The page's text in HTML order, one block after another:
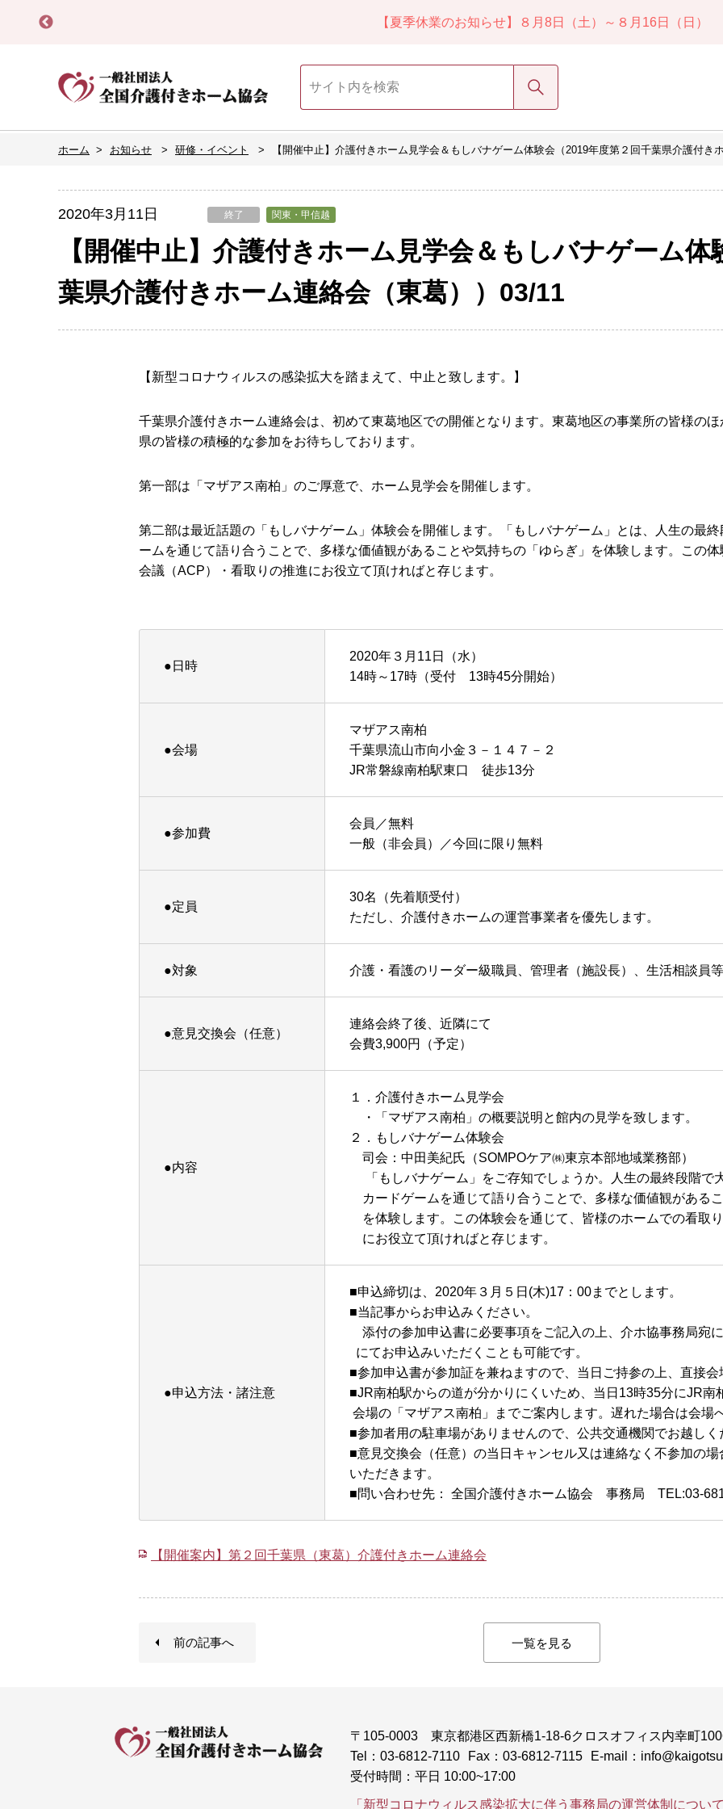
【夏季休業のお知らせ】８月8日（土）～８月16日（日）
検索
ホーム お知らせ 研修・イベント 【開催中止】介護付きホーム見学会＆もしバナゲーム体験会（2019年度第２回千葉県介護付き
2020年3月11日 終了 関東・甲信越
【開催中止】介護付きホーム見学会＆もしバナゲーム
葉県介護付きホーム連絡会（東葛））03/11
【新型コロナウィルスの感染拡大を踏まえて、中止と致します。】
千葉県介護付きホーム連絡会は、初めて東葛地区での開催となります。東葛地区の事業所の皆様の
県の皆様の積極的な参加をお待ちしております。
第一部は「マザアス南柏」のご厚意で、ホーム見学会を開催します。
第二部は最近話題の「もしバナゲーム」体験会を開催します。「もしバナゲーム」とは、人生の最
ームを通じて語り合うことで、多様な価値観があることや気持ちの「ゆらぎ」を体験します。この
会議（ACP）・看取りの推進にお役立て頂ければと存じます。
●日時
2020年３月11日（水）
14時～17時（受付 13時45分開始）
●会場
マザアス南柏
千葉県流山市向小金３－１４７－２
JR常磐線南柏駅東口 徒歩13分
●参加費
会員／無料
一般（非会員）／今回に限り無料
●定員
30名（先着順受付）
ただし、介護付きホームの運営事業者を優先します。
●対象 介護・看護のリーダー級職員、管理者（施設長）、生活相談員等
●意見交換会（任意）
連絡会終了後、近隣にて
会費3,900円（予定）
●内容
１．介護付きホーム見学会
・「マザアス南柏」の概要説明と館内の見学を致します。
２．もしバナゲーム体験会
司会：中田美紀氏（SOMPOケア㈱東京本部地域業務部）
「もしバナゲーム」をご存知でしょうか。人生の最終段階で
カードゲームを通じて語り合うことで、多様な価値観がある
を体験します。この体験会を通じて、皆様のホームでの看取
にお役立て頂ければと存じます。
●申込方法・諸注意
■申込締切は、2020年３月５日(木)17：00までとします。
■当記事からお申込みください。
添付の参加申込書に必要事項をご記入の上、介ホ協事務局宛
にてお申込みいただくことも可能です。
■参加申込書が参加証を兼ねますので、当日ご持参の上、直接
■JR南柏駅からの道が分かりにくいため、当日13時35分にJR南
会場の「マザアス南柏」までご案内します。遅れた場合は会場
■参加者用の駐車場がありませんので、公共交通機関でお越しく
■意見交換会（任意）の当日キャンセル又は連絡なく不参加の
いただきます。
■問い合わせ先： 全国介護付きホーム協会 事務局 TEL:03-
【開催案内】第２回千葉県（東葛）介護付きホーム連絡会
前の記事へ 一覧を見る
〒105-0003 東京都港区西新橋1-18-6クロスオフィス内幸町
Tel：03-6812-7110
Fax：03-6812-7115
E-mail：
受付時間：平日 10:00~17:00
「新型コロナウィルス感染拡大に伴う事務局の運営体制につい